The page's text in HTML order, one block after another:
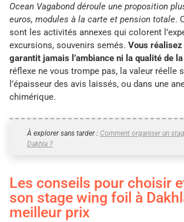
Ocean Vagabond déroule une proposition
euros, modules à la carte et pension totale.
sont les activités annexes qui colorent
excursions, souvenirs semés. Vous
garantit jamais l’ambiance ni la qualité de
réflexe ne vous trompe pas, la valeur réelle
l’épaisseur des avis laissés, ou dans une
chimérique.
À explorer sans tarder : Comment organiser un
Dakhla​ ?
Les conseils pour choisir
son stage wing foil à
meilleur prix